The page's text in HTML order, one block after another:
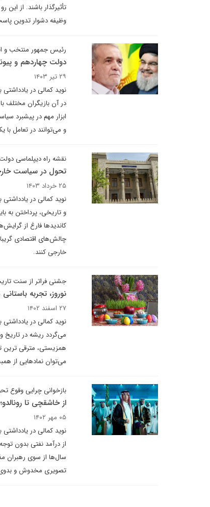
تأثیرگذار باشند. از
وظیفه دشوار تدوین
رئیس جمهور منتخب و
دولت چهاردهم و
۲۹ تیر ۱۴۰۳
نوید کمالی در
در آن بازیگران مختلف
ابزار مهم در پیشبرد
و می‌توانند در تعامل
نقشه راه دیپلماسی
تحول در سیاست
۲۵ خرداد ۱۴۰۳
نوید کمالی در
و تاریخی، پرداختن به
کاندیدها فارغ از
چالش‌های اقتصادی
خارجی کنند.
جشنی فراتر از سنت
نوروز، تجربه‌
۲۷ اسفند ۱۴۰۲
نوید کمالی در
می‌گردد ریشه در
همزیستی، مترقی ترین
می‌توان نمادهایی از
بازخوانی چرایی وقوع
از خاشقچی تا
۰۵ مهر ۱۴۰۲
نوید کمالی در
از درآمد نفتی بدون
سال‌ها از سوی رهبران
تصویری مخدوش و بدوی